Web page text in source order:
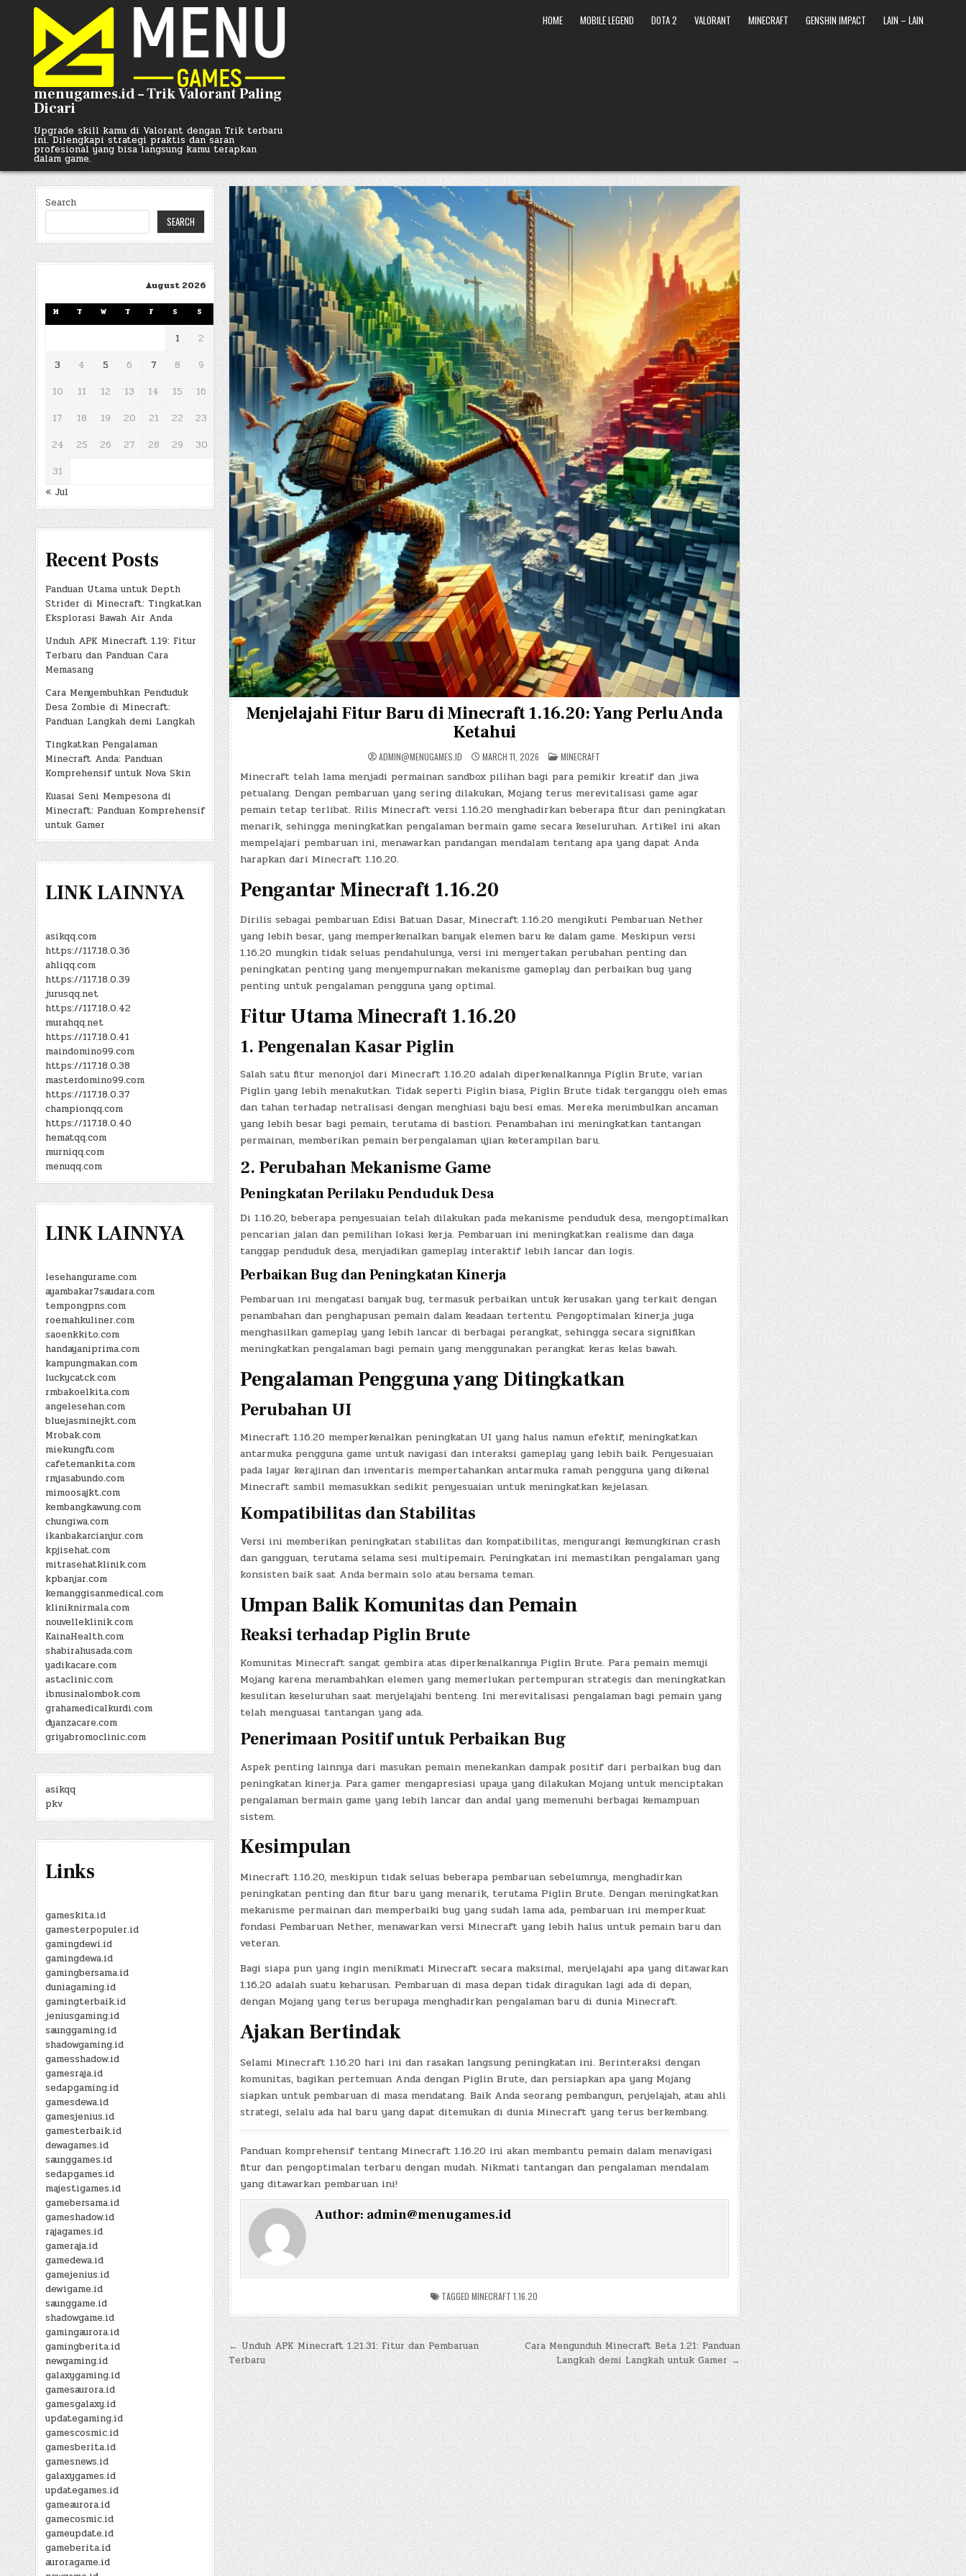
menugames.id – Trik Valorant Paling
Dicari
Upgrade skill kamu di Valorant dengan Trik terbaru
ini. Dilengkapi strategi praktis dan saran
profesional yang bisa langsung kamu terapkan
dalam game.
HOME MOBILE LEGEND DOTA 2 VALORANT MINECRAFT GENSHIN IMPACT LAIN – LAIN
Search
SEARCH
August 2026
M T W T F S S
1
2
3
4 5 6 7 8
9
10
11 12 13 14 15
16
17
18 19 20 21 22
23
24
25 26 27 28 29
30
31
« Jul
Recent Posts
Panduan Utama untuk Depth
Strider di Minecraft: Tingkatkan
Eksplorasi Bawah Air Anda
Unduh APK Minecraft 1.19: Fitur
Terbaru dan Panduan Cara
Memasang
Cara Menyembuhkan Penduduk
Desa Zombie di Minecraft:
Panduan Langkah demi Langkah
Tingkatkan Pengalaman
Minecraft Anda: Panduan
Komprehensif untuk Nova Skin
Kuasai Seni Mempesona di
Minecraft: Panduan Komprehensif
untuk Gamer
LINK LAINNYA
asikqq.com
https://117.18.0.36
ahliqq.com
https://117.18.0.39
jurusqq.net
https://117.18.0.42
murahqq.net
https://117.18.0.41
maindomino99.com
https://117.18.0.38
masterdomino99.com
https://117.18.0.37
championqq.com
https://117.18.0.40
hematqq.com
murniqq.com
menuqq.com
LINK LAINNYA
lesehangurame.com
ayambakar7saudara.com
tempongpns.com
roemahkuliner.com
saoenkkito.com
handayaniprima.com
kampungmakan.com
luckycatck.com
rmbakoelkita.com
angelesehan.com
bluejasminejkt.com
Mrobak.com
miekungfu.com
cafetemankita.com
rmjasabundo.com
mimoosajkt.com
kembangkawung.com
chungiwa.com
ikanbakarcianjur.com
kpjisehat.com
mitrasehatklinik.com
kpbanjar.com
kemanggisanmedical.com
kliniknirmala.com
nouvelleklinik.com
KainaHealth.com
shabirahusada.com
yadikacare.com
astaclinic.com
ibnusinalombok.com
grahamedicalkurdi.com
dyanzacare.com
griyabromoclinic.com
asikqq
pkv
Links
gameskita.id
gamesterpopuler.id
gamingdewi.id
gamingdewa.id
gamingbersama.id
duniagaming.id
gamingterbaik.id
jeniusgaming.id
saunggaming.id
shadowgaming.id
gamesshadow.id
gamesraja.id
sedapgaming.id
gamesdewa.id
gamesjenius.id
gamesterbaik.id
dewagames.id
saunggames.id
sedapgames.id
majestigames.id
gamebersama.id
gameshadow.id
rajagames.id
gameraja.id
gamedewa.id
gamejenius.id
dewigame.id
saunggame.id
shadowgame.id
gamingaurora.id
gamingberita.id
newgaming.id
galaxygaming.id
gamesaurora.id
gamesgalaxy.id
updategaming.id
gamescosmic.id
gamesberita.id
gamesnews.id
galaxygames.id
updategames.id
gameaurora.id
gamecosmic.id
gameupdate.id
gameberita.id
auroragame.id
Menjelajahi Fitur Baru di Minecraft 1.16.20: Yang Perlu Anda
Ketahui
ADMIN@MENUGAMES.ID MARCH 11, 2026 POSTED
IN
MINECRAFT
Minecraft telah lama menjadi permainan sandbox pilihan bagi para pemikir kreatif dan jiwa
petualang. Dengan pembaruan yang sering dilakukan, Mojang terus merevitalisasi game agar
pemain tetap terlibat. Rilis Minecraft versi 1.16.20 menghadirkan beberapa fitur dan peningkatan
menarik, sehingga meningkatkan pengalaman bermain game secara keseluruhan. Artikel ini akan
mempelajari pembaruan ini, menawarkan pandangan mendalam tentang apa yang dapat Anda
harapkan dari Minecraft 1.16.20.
Pengantar Minecraft 1.16.20
Dirilis sebagai pembaruan Edisi Batuan Dasar, Minecraft 1.16.20 mengikuti Pembaruan Nether
yang lebih besar, yang memperkenalkan banyak elemen baru ke dalam game. Meskipun versi
1.16.20 mungkin tidak seluas pendahulunya, versi ini menyertakan perubahan penting dan
peningkatan penting yang menyempurnakan mekanisme gameplay dan perbaikan bug yang
penting untuk pengalaman pengguna yang optimal.
Fitur Utama Minecraft 1.16.20
1. Pengenalan Kasar Piglin
Salah satu fitur menonjol dari Minecraft 1.16.20 adalah diperkenalkannya Piglin Brute, varian
Piglin yang lebih menakutkan. Tidak seperti Piglin biasa, Piglin Brute tidak terganggu oleh emas
dan tahan terhadap netralisasi dengan menghiasi baju besi emas. Mereka menimbulkan ancaman
yang lebih besar bagi pemain, terutama di bastion. Penambahan ini meningkatkan tantangan
permainan, memberikan pemain berpengalaman ujian keterampilan baru.
2. Perubahan Mekanisme Game
Peningkatan Perilaku Penduduk Desa
Di 1.16.20, beberapa penyesuaian telah dilakukan pada mekanisme penduduk desa, mengoptimalkan
pencarian jalan dan pemilihan lokasi kerja. Pembaruan ini meningkatkan realisme dan daya
tanggap penduduk desa, menjadikan gameplay interaktif lebih lancar dan logis.
Perbaikan Bug dan Peningkatan Kinerja
Pembaruan ini mengatasi banyak bug, termasuk perbaikan untuk kerusakan yang terkait dengan
penambahan dan penghapusan pemain dalam keadaan tertentu. Pengoptimalan kinerja juga
menghasilkan gameplay yang lebih lancar di berbagai perangkat, sehingga secara signifikan
meningkatkan pengalaman bagi pemain yang menggunakan perangkat keras kelas bawah.
Pengalaman Pengguna yang Ditingkatkan
Perubahan UI
Minecraft 1.16.20 memperkenalkan peningkatan UI yang halus namun efektif, meningkatkan
antarmuka pengguna game untuk navigasi dan interaksi gameplay yang lebih baik. Penyesuaian
pada layar kerajinan dan inventaris mempertahankan antarmuka ramah pengguna yang dikenal
Minecraft sambil memasukkan sedikit penyesuaian untuk meningkatkan kejelasan.
Kompatibilitas dan Stabilitas
Versi ini memberikan peningkatan stabilitas dan kompatibilitas, mengurangi kemungkinan crash
dan gangguan, terutama selama sesi multipemain. Peningkatan ini memastikan pengalaman yang
konsisten baik saat Anda bermain solo atau bersama teman.
Umpan Balik Komunitas dan Pemain
Reaksi terhadap Piglin Brute
Komunitas Minecraft sangat gembira atas diperkenalkannya Piglin Brute. Para pemain memuji
Mojang karena menambahkan elemen yang memerlukan pertempuran strategis dan meningkatkan
kesulitan keseluruhan saat menjelajahi benteng. Ini merevitalisasi pengalaman bagi pemain yang
telah menguasai tantangan yang ada.
Penerimaan Positif untuk Perbaikan Bug
Aspek penting lainnya dari masukan pemain menekankan dampak positif dari perbaikan bug dan
peningkatan kinerja. Para gamer mengapresiasi upaya yang dilakukan Mojang untuk menciptakan
pengalaman bermain game yang lebih lancar dan andal yang memenuhi berbagai kemampuan
sistem.
Kesimpulan
Minecraft 1.16.20, meskipun tidak seluas beberapa pembaruan sebelumnya, menghadirkan
peningkatan penting dan fitur baru yang menarik, terutama Piglin Brute. Dengan meningkatkan
mekanisme permainan dan memperbaiki bug yang sudah lama ada, pembaruan ini memperkuat
fondasi Pembaruan Nether, menawarkan versi Minecraft yang lebih halus untuk pemain baru dan
veteran.
Bagi siapa pun yang ingin menikmati Minecraft secara maksimal, menjelajahi apa yang ditawarkan
1.16.20 adalah suatu keharusan. Pembaruan di masa depan tidak diragukan lagi ada di depan,
dengan Mojang yang terus berupaya menghadirkan pengalaman baru di dunia Minecraft.
Ajakan Bertindak
Selami Minecraft 1.16.20 hari ini dan rasakan langsung peningkatan ini. Berinteraksi dengan
komunitas, bagikan pertemuan Anda dengan Piglin Brute, dan persiapkan apa yang Mojang
siapkan untuk pembaruan di masa mendatang. Baik Anda seorang pembangun, penjelajah, atau ahli
strategi, selalu ada hal baru yang dapat ditemukan di dunia Minecraft yang terus berkembang.
Panduan komprehensif tentang Minecraft 1.16.20 ini akan membantu pemain dalam menavigasi
fitur dan pengoptimalan terbaru dengan mudah. Nikmati tantangan dan pengalaman mendalam
yang ditawarkan pembaruan ini!
Author: admin@menugames.id
TAGGEDMINECRAFT 1.16.20
Post
navigation
Cara Mengunduh Minecraft Beta 1.21: Panduan
Langkah demi Langkah untuk Gamer →
← Unduh APK Minecraft 1.21.31: Fitur dan Pembaruan
Terbaru